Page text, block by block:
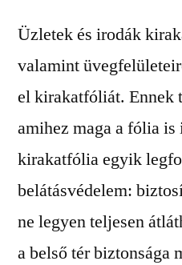
Üzletek és irodák
valamint
el kirakatfóliát. Ennek
amihez maga a fólia
kirakatfólia egyik
belátásvédelem:
ne legyen teljesen
a belső tér biztonsága